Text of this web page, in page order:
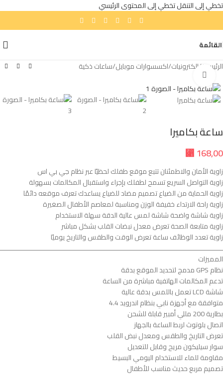
تخطي إلى التنقلتخطي إلى المحتوى الرئيسي
القائمة
الرئيسية/إلكترونيات/اكسسوارات موبايل/ساعات ذكية
ساعة بكاميرا
⃁168,00
زاوية الأمان والاطمئنان تتبع موقع طفلك لحظيًا عبر نظام جي بي اس
زاوية التواصل السريع تسمح لطفلك بإجراء واستقبال المكالمات بسهولة
زاوية الحماية من الضياع تصميم مضاد للضياع يساعدك تعرف موقعه دائمًا
زاوية راحة الارتداء خفيفة الوزن ومناسبة لمعاصم الأطفال الصغيرة
زاوية شاشة واضحة شاشة لمس عالية الدقة سهلة الاستخدام
زاوية متابعة الصحة تعرض معدل نبضات القلب بشكل مباشر
زاوية تعدد الوظائف ساعة تعرض الوقت والطقس والتاريخ يوميًا
المميزات
نظام GPS مدمج لتحديد الموقع بدقة
تدعم المكالمات الهاتفية مباشرة من الساعة
شاشة LCD تعمل باللمس بدقة عالية
متوافقة مع أجهزة نابي بنظام اندرويد 4.4
بطارية 200 مللي أمبير قابلة للشحن
اتصال بلوتوث لربط الساعة بالجهاز
تعرض التاريخ والطقس ومعدل نبض القلب
سوار سيليكون مريح وقابل للتعديل
مقاومة للماء للاستخدام اليومي البسيط
تصميم مربع حديث مناسب للأطفال